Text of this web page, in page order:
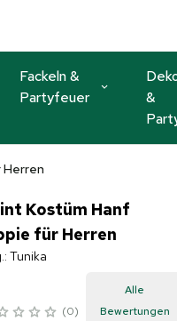
Fackeln &
Partyfeuer
&
Kostüm Hanf
für Herren
Tunika
0
Alle
Bewertungen